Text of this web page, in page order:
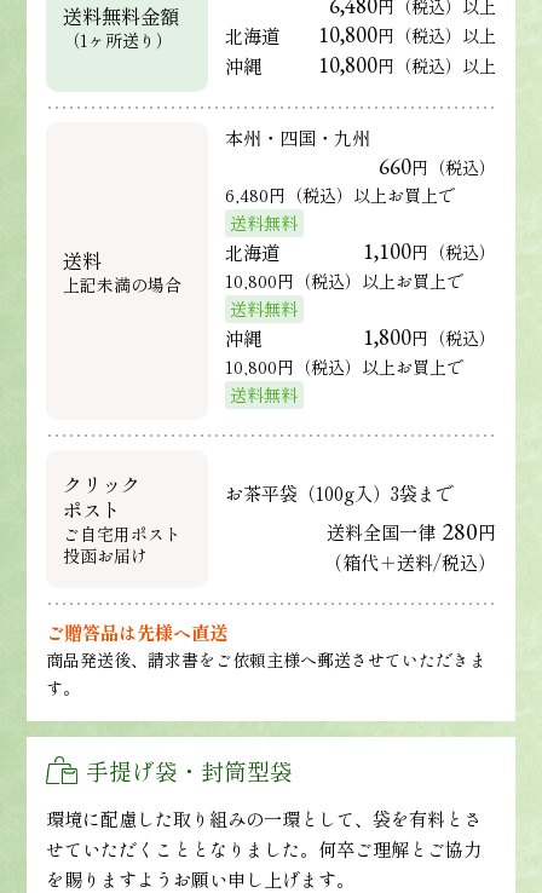
送料無料金額
（1ヶ所送り）
円（税込）以上
北海道 10,800円（税込）以上
沖縄 10,800円（税込）以上
送料
上記未満の場合
本州・四国・九州
660円（税込）
6,480円（税込）以上お買上で
送料無料
北海道 1,100円（税込）
10,800円（税込）以上お買上で
送料無料
沖縄 1,800円（税込）
10,800円（税込）以上お買上で
送料無料
クリック
ポスト
ご自宅用ポスト
投函お届け
お茶平袋（100g入）3袋まで
送料全国一律 280円
（箱代＋送料/税込）
ご贈答品は先様へ直送
商品発送後、請求書をご依頼主様へ郵送させていただきま
す。
手提げ袋・封筒型袋
環境に配慮した取り組みの一環として、袋を有料とさ
せていただくこととなりました。何卒ご理解とご協力
を賜りますようお願い申し上げます。